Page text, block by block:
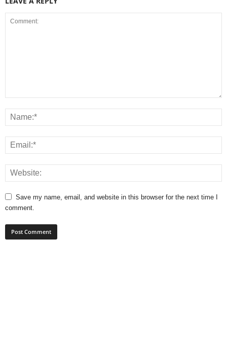
Save my name, email, and website in this browser for the next time I
comment.